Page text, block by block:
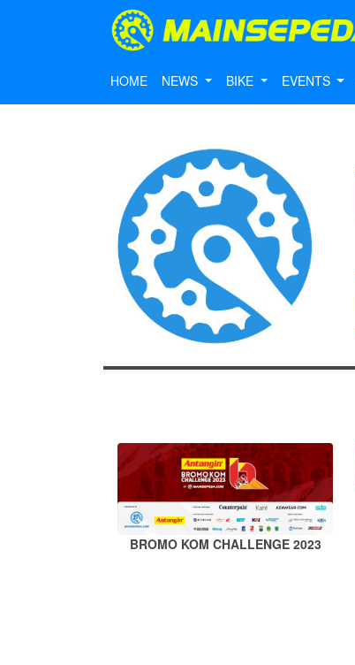
HOME NEWS BIKE EVENTS
BROMO KOM CHALLENGE 2023